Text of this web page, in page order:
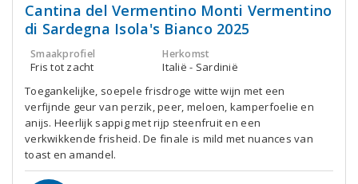
Cantina del Vermentino Monti Vermentino
di Sardegna Isola's Bianco 2025
Smaakprofiel
Fris tot zacht
Herkomst
Italië - Sardinië
Toegankelijke, soepele frisdroge witte wijn met een
verfijnde geur van perzik, peer, meloen, kamperfoelie en
anijs. Heerlijk sappig met rijp steenfruit en een
verkwikkende frisheid. De finale is mild met nuances van
toast en amandel.